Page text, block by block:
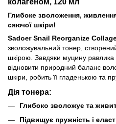
Глибоке зволоження,
сяючої шкіри!
Sadoer Snail Reorganize
зволожувальний тонер,
шкірою. Завдяки муцину равлика
відновити природний баланс
шкіри, робить її гладенькою та
Дія тонера:
Глибоко зволожує та
Підвищує пружність і